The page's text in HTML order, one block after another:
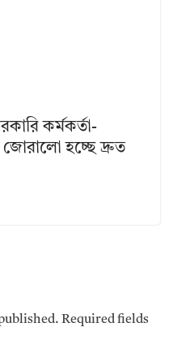
কর্মকর্তা-
জোরালো হচ্ছে দ্রুত
Required fields